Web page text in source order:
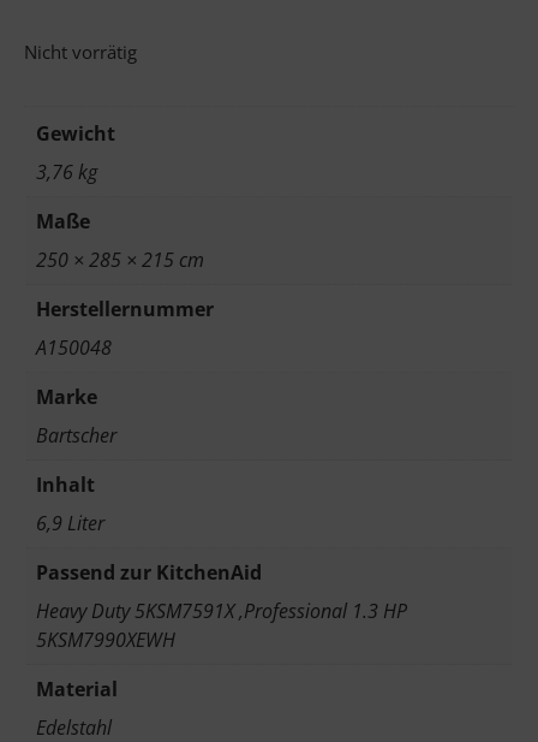
Nicht vorrätig
Gewicht
3,76 kg
Maße
250 × 285 × 215 cm
Herstellernummer
A150048
Marke
Bartscher
Inhalt
6,9 Liter
Passend zur KitchenAid
Heavy Duty 5KSM7591X ,Professional 1.3 HP
5KSM7990XEWH
Material
Edelstahl